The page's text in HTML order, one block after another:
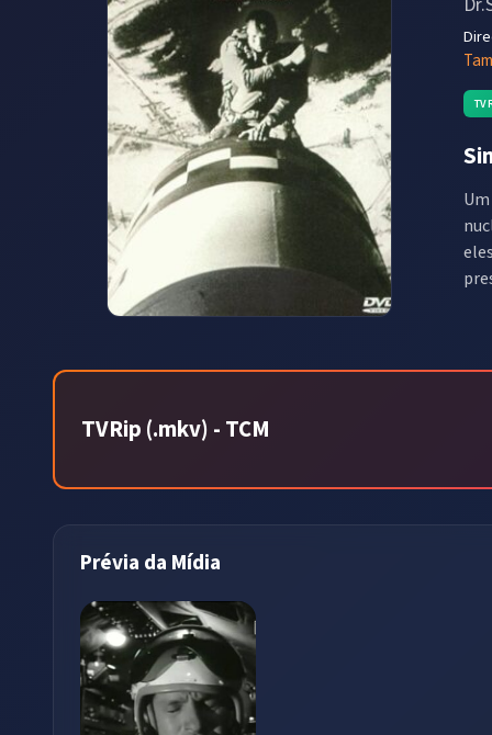
TVRip (.mkv) - TCM
Prévia da Mídia